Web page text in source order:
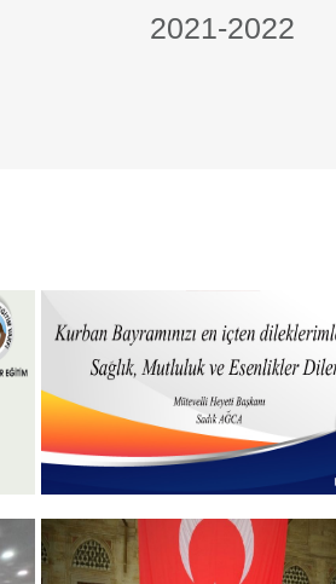
2021-2022
Hayırlı Bayramlar